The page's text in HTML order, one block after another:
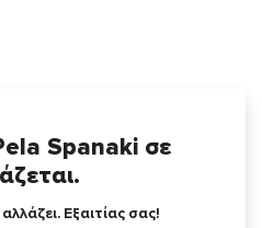
Spanaki σε
Εξαιτίας σας!